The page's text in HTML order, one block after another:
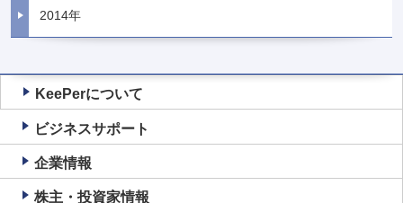
2014年
KeePerについて
ビジネスサポート
企業情報
株主・投資家情報